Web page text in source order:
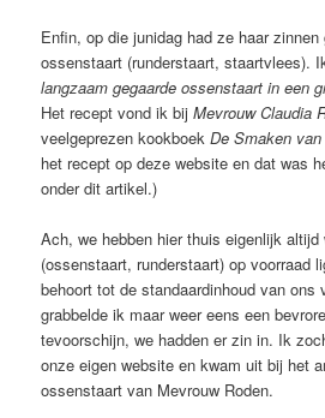
Enfin, op die junidag had ze haar
ossenstaart (runderstaart, staartvlees).
langzaam gegaarde ossenstaart in een
Het recept vond ik bijMevrouw Claudia
veelgeprezen kookboekDe Smaken
het recept op deze website en dat was
onder dit artikel.)
Ach, we hebben hier thuis eigenlijk
(ossenstaart, runderstaart) op voorraad
behoort tot de standaardinhoud van ons
grabbelde ik maar weer eens een
tevoorschijn, we hadden er zin in. Ik
onze eigen website en kwam uit bij het
ossenstaart van Mevrouw Roden.